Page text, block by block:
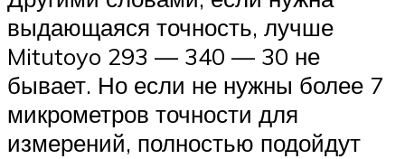
выдающаяся точность, лучше
Mitutoyo 293 — 340 — 30 не
бывает. Но если не нужны более 7
микрометров точности для
измерений, полностью подойдут